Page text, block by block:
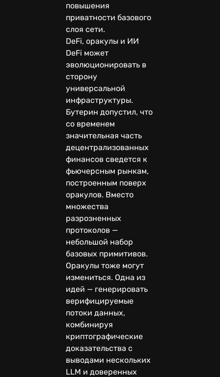
повышения
приватности базового
слоя сети.
DeFi, оракулы и ИИ
DeFi может
эволюционировать в
сторону
универсальной
инфраструктуры.
Бутерин допустил, что
со временем
значительная часть
децентрализованных
финансов сведется к
фьючерсным рынкам,
построенным поверх
оракулов. Вместо
множества
разрозненных
протоколов —
небольшой набор
базовых примитивов.
Оракулы тоже могут
измениться. Одна из
идей — генерировать
верифицируемые
потоки данных,
комбинируя
криптографические
доказательства с
выводами нескольких
LLM и доверенных